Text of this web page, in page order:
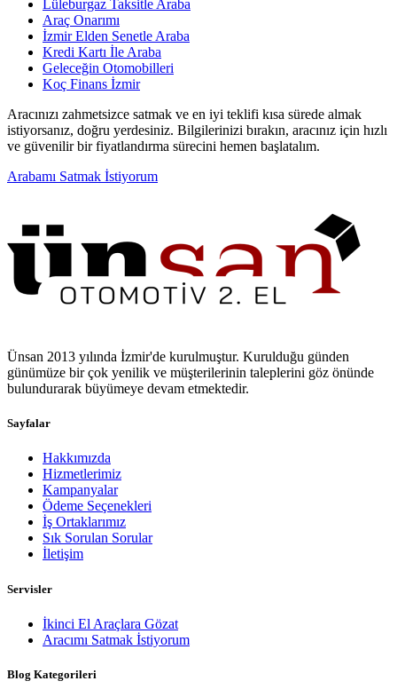
Lüleburgaz Taksitle Araba
Araç Onarımı
İzmir Elden Senetle Araba
Kredi Kartı İle Araba
Geleceğin Otomobilleri
Koç Finans İzmir
Aracınızı zahmetsizce satmak ve en iyi teklifi kısa sürede almak
istiyorsanız, doğru yerdesiniz. Bilgilerinizi bırakın, aracınız için hızlı
ve güvenilir bir fiyatlandırma sürecini hemen başlatalım.
Arabamı Satmak İstiyorum
Ünsan 2013 yılında İzmir'de kurulmuştur. Kurulduğu günden
günümüze bir çok yenilik ve müşterilerinin taleplerini göz önünde
bulundurarak büyümeye devam etmektedir.
Sayfalar
Hakkımızda
Hizmetlerimiz
Kampanyalar
Ödeme Seçenekleri
İş Ortaklarımız
Sık Sorulan Sorular
İletişim
Servisler
İkinci El Araçlara Gözat
Aracımı Satmak İstiyorum
Blog Kategorileri